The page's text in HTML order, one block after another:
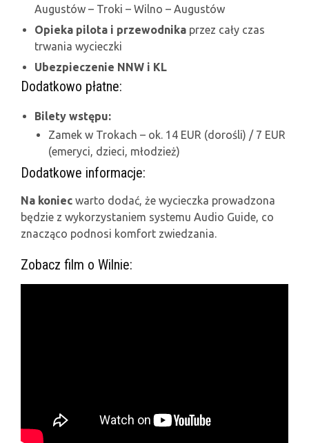
Augustów – Troki – Wilno – Augustów
Opieka pilota i przewodnika przez cały czas
trwania wycieczki
Ubezpieczenie NNW i KL
Dodatkowo płatne:
Bilety wstępu:
Zamek w Trokach – ok. 14 EUR (dorośli) / 7 EUR
(emeryci, dzieci, młodzież)
Dodatkowe informacje:
Na koniec warto dodać, że wycieczka prowadzona
będzie z wykorzystaniem systemu Audio Guide, co
znacząco podnosi komfort zwiedzania.
Zobacz film o Wilnie: